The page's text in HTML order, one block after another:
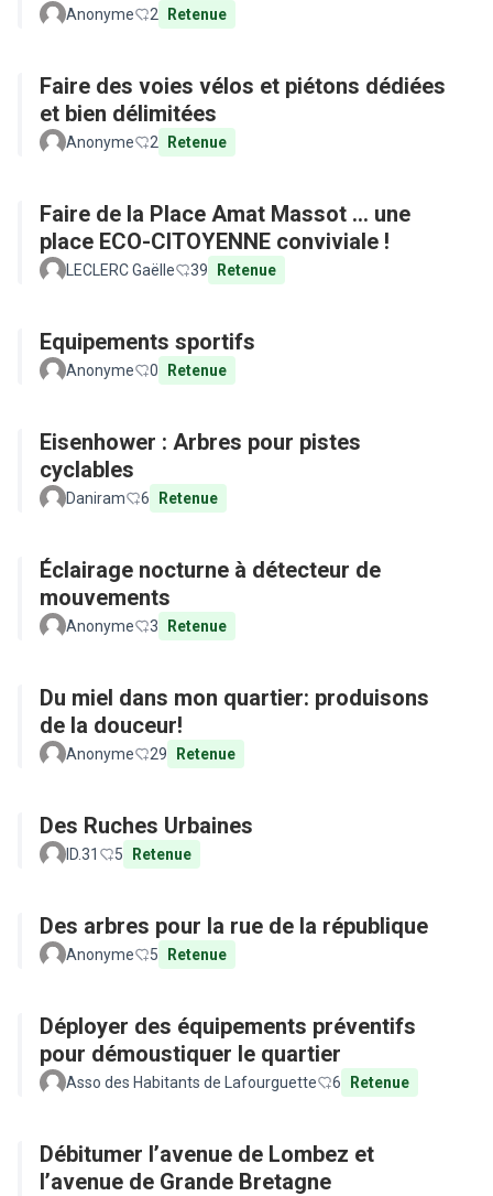
Anonyme 2 Retenue
Faire des voies vélos et piétons dédiées
et bien délimitées
Anonyme 2 Retenue
Faire de la Place Amat Massot ... une
place ECO-CITOYENNE conviviale !
LECLERC Gaëlle 39 Retenue
Equipements sportifs
Anonyme 0 Retenue
Eisenhower : Arbres pour pistes
cyclables
Daniram 6 Retenue
Éclairage nocturne à détecteur de
mouvements
Anonyme 3 Retenue
Du miel dans mon quartier: produisons
de la douceur!
Anonyme 29 Retenue
Des Ruches Urbaines
ID.31 5 Retenue
Des arbres pour la rue de la république
Anonyme 5 Retenue
Déployer des équipements préventifs
pour démoustiquer le quartier
Asso des Habitants de Lafourguette 6 Retenue
Débitumer l’avenue de Lombez et
l’avenue de Grande Bretagne